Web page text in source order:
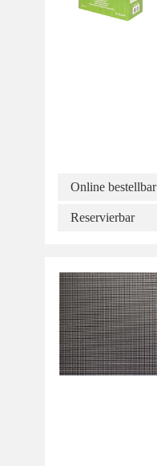
Online bestellbar
Reservierbar